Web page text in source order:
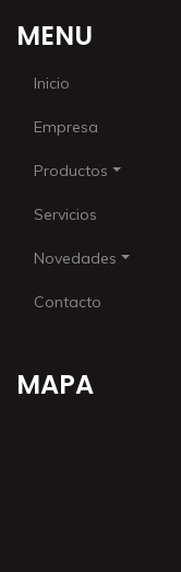
MENU
Inicio
Empresa
Productos
Servicios
Novedades
Contacto
MAPA